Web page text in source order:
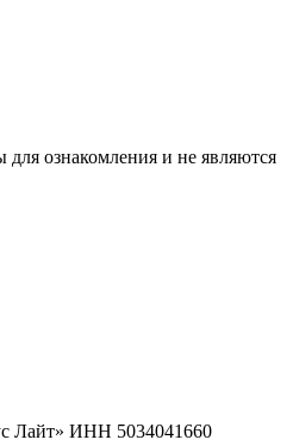
ознакомления и не являются
Лайт» ИНН 5034041660